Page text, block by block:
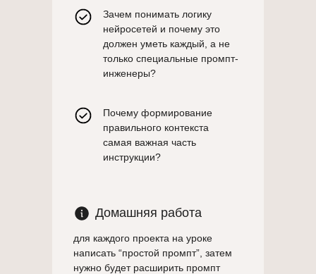
Зачем понимать логику
нейросетей и почему это
должен уметь каждый, а не
только специальные промпт-
инженеры?
Почему формирование
правильного контекста
самая важная часть
инструкции?
Домашняя работа
для каждого проекта на уроке
написать “простой промпт”, затем
нужно будет расширить промпт